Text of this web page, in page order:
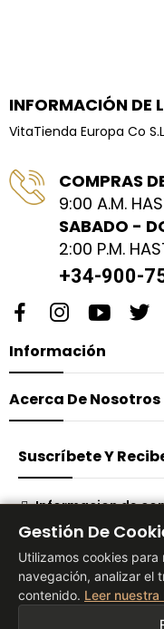
INFORMACIÓN DE
VitaTienda Europa Co
COMPRAS
9:00 A.M.
SABADO -
2:00 P.M.
+34-900-
Información
Acerca De Nosotros
Suscríbete Y
Informacion de
® 2026 Vita Tienda
Gestión De
Utilizamos cookies
navegación, analizar el
contenido. Leer nuestra